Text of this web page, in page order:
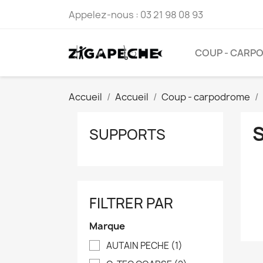
Appelez-nous : 03 21 98 08 93
COUP -
Accueil Accueil Coup - carpodrome
SUPPORTS
FILTRER PAR
Marque
AUTAIN PECHE (1)